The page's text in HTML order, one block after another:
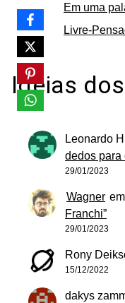
Em uma
Livre-
Ideias
Leonardo
dedos para
29/01/2023
Wagner em
Franchi”
29/01/2023
Rony
15/12/2022
dakys